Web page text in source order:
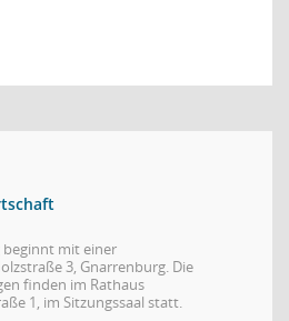
beginnt mit einer
3, Gnarrenburg. Die
finden im Rathaus
1, im Sitzungssaal statt.